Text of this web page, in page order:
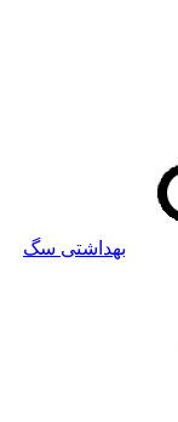
بهداشتی سگ